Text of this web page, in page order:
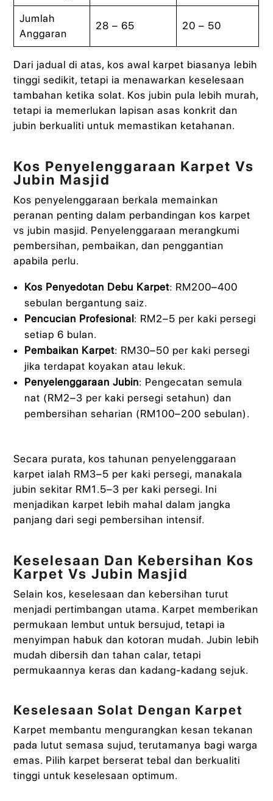
Jumlah
Anggaran
28 – 65 20 – 50
Dari jadual di atas, kos awal karpet biasanya lebih
tinggi sedikit, tetapi ia menawarkan keselesaan
tambahan ketika solat. Kos jubin pula lebih murah,
tetapi ia memerlukan lapisan asas konkrit dan
jubin berkualiti untuk memastikan ketahanan.
Kos Penyelenggaraan Karpet Vs
Jubin Masjid
Kos penyelenggaraan berkala memainkan
peranan penting dalam perbandingan kos karpet
vs jubin masjid. Penyelenggaraan merangkumi
pembersihan, pembaikan, dan penggantian
apabila perlu.
Kos Penyedotan Debu Karpet: RM200–400
sebulan bergantung saiz.
Pencucian Profesional: RM2–5 per kaki persegi
setiap 6 bulan.
Pembaikan Karpet: RM30–50 per kaki persegi
jika terdapat koyakan atau lekuk.
Penyelenggaraan Jubin: Pengecatan semula
nat (RM2–3 per kaki persegi setahun) dan
pembersihan seharian (RM100–200 sebulan).
Secara purata, kos tahunan penyelenggaraan
karpet ialah RM3–5 per kaki persegi, manakala
jubin sekitar RM1.5–3 per kaki persegi. Ini
menjadikan karpet lebih mahal dalam jangka
panjang dari segi pembersihan intensif.
Keselesaan Dan Kebersihan Kos
Karpet Vs Jubin Masjid
Selain kos, keselesaan dan kebersihan turut
menjadi pertimbangan utama. Karpet memberikan
permukaan lembut untuk bersujud, tetapi ia
menyimpan habuk dan kotoran mudah. Jubin lebih
mudah dibersih dan tahan calar, tetapi
permukaannya keras dan kadang-kadang sejuk.
Keselesaan Solat Dengan Karpet
Karpet membantu mengurangkan kesan tekanan
pada lutut semasa sujud, terutamanya bagi warga
emas. Pilih karpet berserat tebal dan berkualiti
tinggi untuk keselesaan optimum.